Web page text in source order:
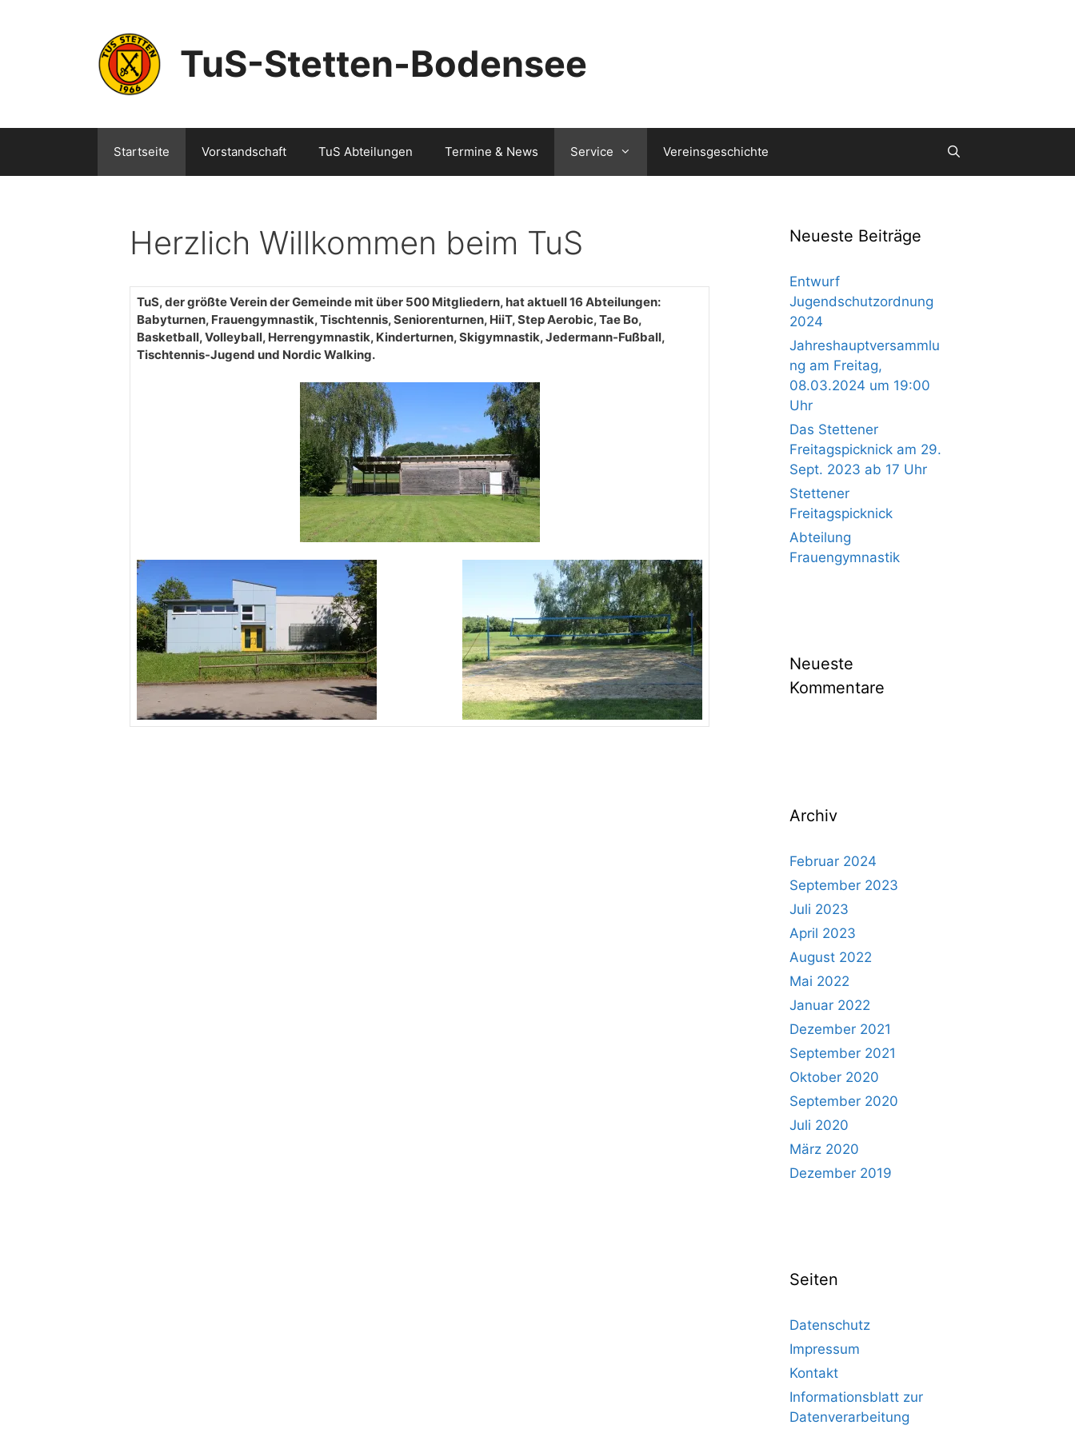
TuS-Stetten-Bodensee
Startseite Vorstandschaft TuS Abteilungen Termine & News Service Vereinsgeschichte
Herzlich Willkommen beim TuS
TuS, der größte Verein der Gemeinde mit über 500 Mitgliedern, hat aktuell 16 Abteilungen:
Babyturnen, Frauengymnastik, Tischtennis, Seniorenturnen, HiiT, Step Aerobic, Tae Bo,
Basketball, Volleyball, Herrengymnastik, Kinderturnen, Skigymnastik, Jedermann-Fußball,
Tischtennis-Jugend und Nordic Walking.
Neueste Beiträge
Entwurf
Jugendschutzordnung
2024
Jahreshauptversammlu
ng am Freitag,
08.03.2024 um 19:00
Uhr
Das Stettener
Freitagspicknick am 29.
Sept. 2023 ab 17 Uhr
Stettener
Freitagspicknick
Abteilung
Frauengymnastik
Neueste
Kommentare
Archiv
Februar 2024
September 2023
Juli 2023
April 2023
August 2022
Mai 2022
Januar 2022
Dezember 2021
September 2021
Oktober 2020
September 2020
Juli 2020
März 2020
Dezember 2019
Seiten
Datenschutz
Impressum
Kontakt
Informationsblatt zur
Datenverarbeitung